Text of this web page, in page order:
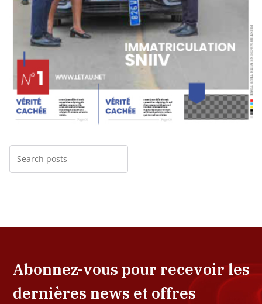
Abonnez-vous pour recevoir les
dernières news et offres